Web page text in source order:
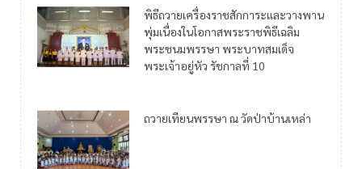
พิธีถวายเครื่องราชสักการะและวางพาน
พุ่มเนื่องในโอกาสพระราชพิธีเฉลิม
พระชนมพรรษา พระบาทสมเด็จ
พระเจ้าอยู่หัว รัชกาลที่ 10
ถวายเทียนพรรษา ณ วัดป่าบ้านเหล่า